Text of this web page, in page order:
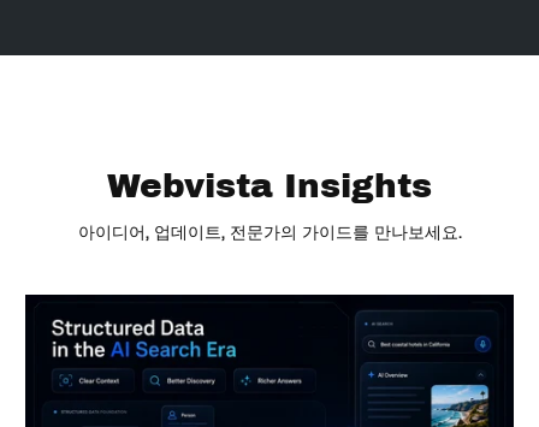
Webvista Insights
아이디어, 업데이트, 전문가의 가이드를 만나보세요.